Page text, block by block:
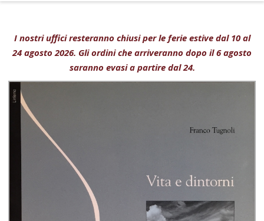
I nostri uffici resteranno chiusi per le ferie estive dal 10 al
24 agosto 2026. Gli ordini che arriveranno dopo il 6 agosto
saranno evasi a partire dal 24.